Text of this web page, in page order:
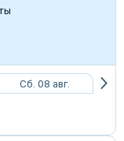
Сб. 08 авг.